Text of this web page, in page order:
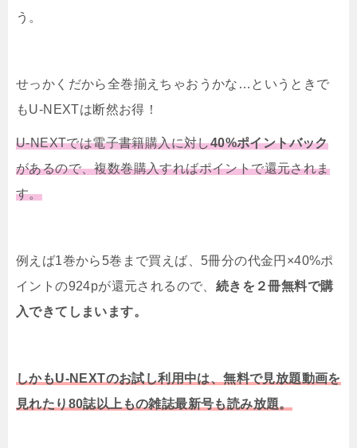
う。
せっかくだから全巻揃えちゃおうかな…というときで
もU-NEXTは断然お得！
U-NEXTでは電子書籍購入に対し40%ポイントバック
があるので、複数巻購入すればポイントで還元されま
す。
例えば1巻から5巻まで買えば、5冊分の代金円×40%ポ
イントの924pが還元されるので、 続きを２冊無料で購
入できてしまいます。
しかもU-NEXTのお試し利用中は、無料で見放題動画を
見れたり80誌以上もの雑誌最新号も読み放題。